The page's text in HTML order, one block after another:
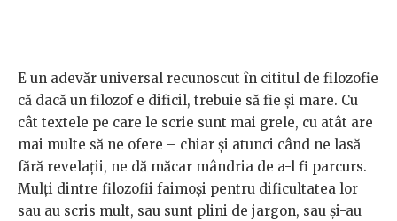
E un adevăr universal recunoscut în cititul de filozofie
că dacă un filozof e dificil, trebuie să fie și mare. Cu
cât textele pe care le scrie sunt mai grele, cu atât are
mai multe să ne ofere – chiar și atunci când ne lasă
fără revelații, ne dă măcar mândria de a-l fi parcurs.
Mulți dintre filozofii faimoși pentru dificultatea lor
sau au scris mult, sau sunt plini de jargon, sau și-au